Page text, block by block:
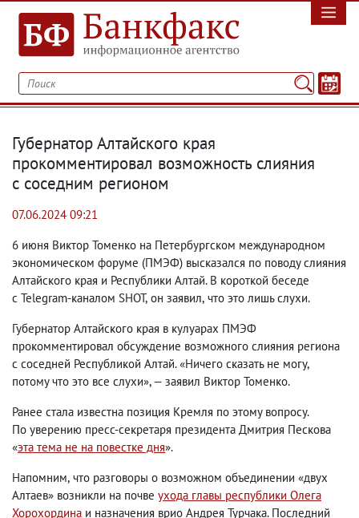
Губернатор Алтайского края
прокомментировал возможность слияния
с соседним регионом
07.06.2024 09:21
6 июня Виктор Томенко на Петербургском международном
экономическом форуме (ПМЭФ) высказался по поводу слияния
Алтайского края и Республики Алтай. В короткой беседе
с Telegram-каналом SHOT, он заявил, что это лишь слухи.
Губернатор Алтайского края в кулуарах ПМЭФ
прокомментировал обсуждение возможного слияния региона
с соседней Республикой Алтай. «Ничего сказать не могу,
потому что это все слухи», — заявил Виктор Томенко.
Ранее стала известна позиция Кремля по этому вопросу.
По уверению пресс-секретаря президента Дмитрия Пескова
«эта тема не на повестке дня».
Напомним, что разговоры о возможном объединении «двух
Алтаев» возникли на почве ухода главы республики Олега
Хорохордина и назначения врио Андрея Турчака. Последний